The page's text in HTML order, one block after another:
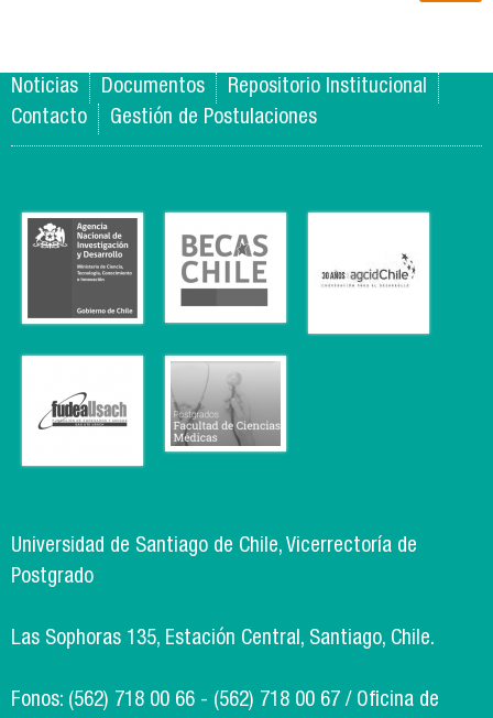
Noticias Documentos
Repositorio Institucional
Contacto
Gestión de Postulaciones
Universidad de Santiago de Chile, Vicerrectoría de
Postgrado
Las Sophoras 135, Estación Central, Santiago, Chile.
Fonos: (562) 718 00 66 - (562) 718 00 67 / Oficina de